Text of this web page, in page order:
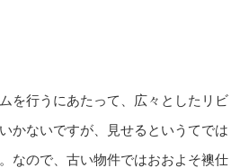
を行うにあたって、広々としたリビ
かないですが、見せるというてでは
なので、古い物件ではおおよそ襖仕